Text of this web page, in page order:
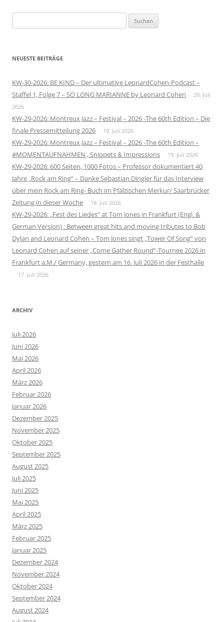
nach:
NEUESTE BEITRÄGE
KW-30-2026: BE KIND – Der ultimative LeonardCohen-Podcast –
Staffel 1, Folge 7 – SO LONG MARIANNE by Leonard Cohen
20. Juli
2026
KW-29-2026: Montreux Jazz – Festival – 2026 -The 60th Edition – Die
finale Pressemitteilung 2026
19. Juli 2026
KW-29-2026: Montreux Jazz – Festival – 2026 -The 60th Edition –
#MOMENTAUFNAHMEN , Snippets & Impressions
19. Juli 2026
KW-29-2026: 600 Seiten, 1000 Fotos – Professor dokumentiert 40
Jahre „Rock am Ring“ – Danke Sebastian Dingler für das Interview
über mein Rock am Ring- Buch im Pfälzischen Merkur/ Saarbrücker
Zeitung in dieser Woche
18. Juli 2026
KW-29-2026: „Fest des Liedes“ at Tom Jones in Frankfurt (Engl. &
German Version) : Between great hits and moving tributes to Bob
Dylan and Leonard Cohen – Tom Jones singt „Tower Of Song“ von
Leonard Cohen auf seiner „Come Gather Round“-Tournee 2026 in
Frankfurt a.M./ Germany, gestern am 16. Juli 2026 in der Festhalle
17. Juli 2026
ARCHIV
Juli 2026
Juni 2026
Mai 2026
April 2026
März 2026
Februar 2026
Januar 2026
Dezember 2025
November 2025
Oktober 2025
September 2025
August 2025
Juli 2025
Juni 2025
Mai 2025
April 2025
März 2025
Februar 2025
Januar 2025
Dezember 2024
November 2024
Oktober 2024
September 2024
August 2024